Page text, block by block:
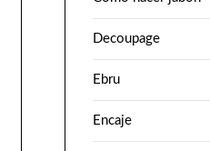
Decoupage
Ebru
Encaje